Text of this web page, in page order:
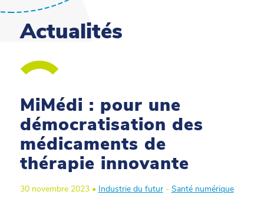
Actualités
MiMédi : pour une
démocratisation des
médicaments de
thérapie innovante
30 novembre 2023 • Industrie du futur- Santé numérique